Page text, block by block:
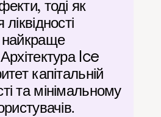
тоді як
найкраще
Ice
капітальній
та мінімальному